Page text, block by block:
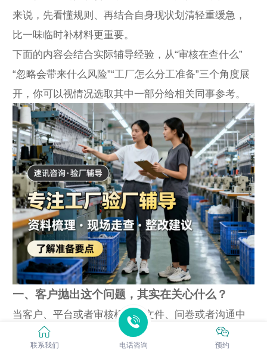
来说，先看懂规则、再结合自身现状划清轻重缓急，
比一味临时补材料更重要。
下面的内容会结合实际辅导经验，从“审核在查什么”
“忽略会带来什么风险”“工厂怎么分工准备”三个角度展
开，你可以视情况选取其中一部分给相关同事参考。
一、客户抛出这个问题，其实在关心什么？
当客户、平台或者审核机构在文件、问卷或者沟通中
提到“BSCI 、 SMETA审核结果在客户评分系统中的一
联系我们 电话咨询 预约